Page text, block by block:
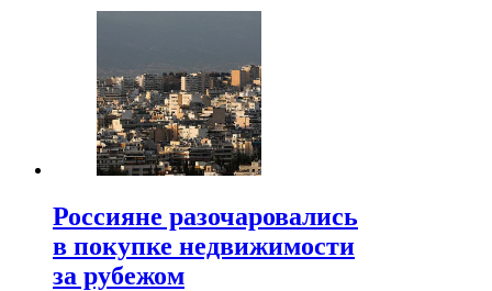
Россияне разочаровались
в покупке недвижимости
за рубежом